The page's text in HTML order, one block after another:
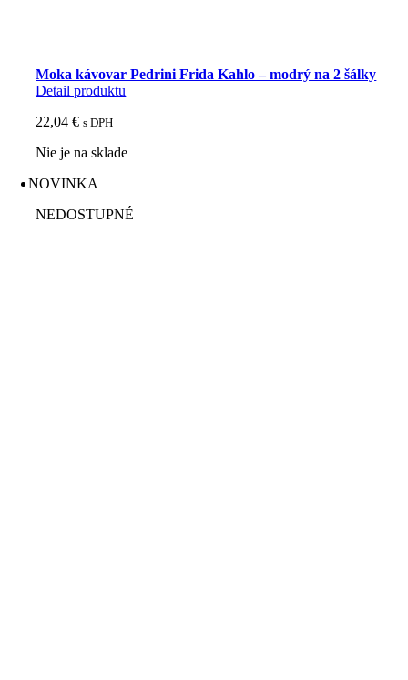
Moka kávovar Pedrini Frida Kahlo – modrý na 2 šálky
Detail produktu
22,04€ s DPH
Nie je na sklade
NOVINKA
NEDOSTUPNÉ